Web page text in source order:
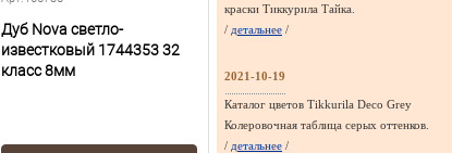
Дуб Nova светло-
известковый 1744353 32
класс 8мм
краски Тиккурила Тайка.
/ детальнее /
2021-10-19
Каталог цветов Tikkurila Deco Grey
Колеровочная таблица серых оттенков.
/ детальнее /